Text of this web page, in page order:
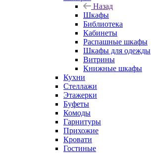
Назад
Шкафы
Библиотека
Кабинеты
Распашные шкафы
Шкафы для одежды
Витрины
Книжные шкафы
Кухни
Стеллажи
Этажерки
Буфеты
Комоды
Гарнитуры
Прихожие
Кровати
Гостиные